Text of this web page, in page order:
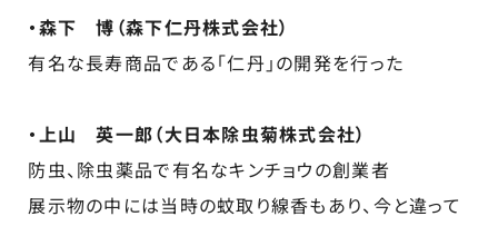
・森下 博（森下仁丹株式会社）
有名な長寿商品である「仁丹」の開発を行った
・上山 英一郎（大日本除虫菊株式会社）
防虫、除虫薬品で有名なキンチョウの創業者
展示物の中には当時の蚊取り線香もあり、今と違って